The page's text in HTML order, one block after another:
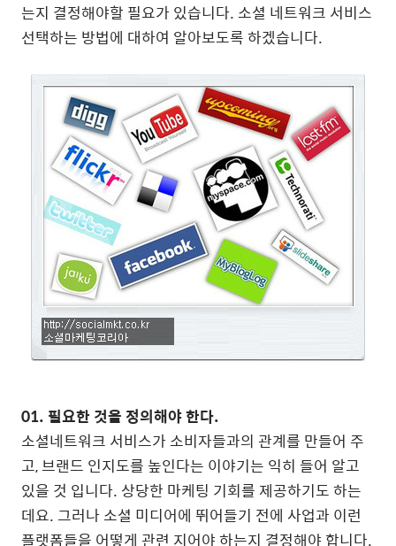
는지 결정해야할 필요가 있습니다. 소셜 네트워크 서비스
선택하는 방법에 대하여 알아보도록 하겠습니다.
01. 필요한 것을 정의해야 한다.
소셜네트워크 서비스가 소비자들과의 관계를 만들어 주
고, 브랜드 인지도를 높인다는 이야기는 익히 들어 알고
있을 것 입니다. 상당한 마케팅 기회를 제공하기도 하는
데요. 그러나 소셜 미디어에 뛰어들기 전에 사업과 이런
플랫폼들을 어떻게 관련 지어야 하는지 결정해야 합니다.